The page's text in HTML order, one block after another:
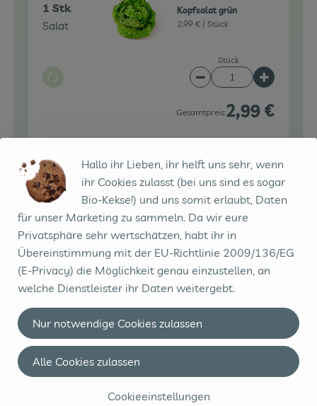
1 Stk
Salat
Auswahl ändern
Kopfsalat grün
2,99 € / Stück
Stück
Artikelanzahl
Gesamtpreis:2,99 €
Du hast sicher:
4 EL
Mayonnai
se
Auswahl ändern
Byodo - Delikatess
Mayonnaise - 250ml
15,96 € /l
Artikelanzahl
Gesamtpreis:0,00 €
bioladen -
Hallo ihr Lieben, ihr helft uns sehr, wenn
ihr Cookies zulasst (bei uns sind es sogar
Bio-Kekse!) und uns somit erlaubt, Daten
für unser Marketing zu sammeln. Da wir eure
Privatsphäre sehr wertschätzen, habt ihr in
Übereinstimmung mit der EU-Richtlinie 2009/136/EG
(E-Privacy) die Möglichkeit genau einzustellen, an
welche Dienstleister ihr Daten weitergebt.
Cookieeinstellungen
Nur notwendige Cookies zulassen
Alle Cookies zulassen